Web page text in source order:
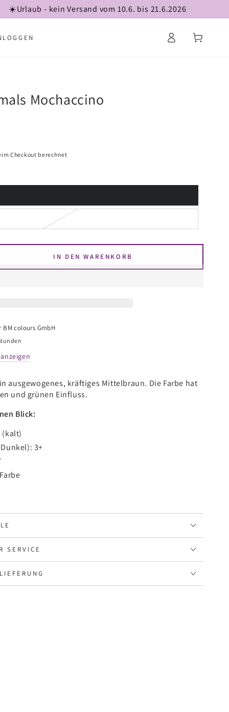
☀️Urlaub - kein Versand vom 10.6. bis 21.6.2026
EinloggenWarenkorb
Mochaccino
Checkout berechnet
IN DEN WARENKORB
BM colours GmbH
ausgewogenes, kräftiges Mittelbraun. Die Farbe hat
und grünen Einfluss.
Blick:
(kalt)
3+
SERVICE